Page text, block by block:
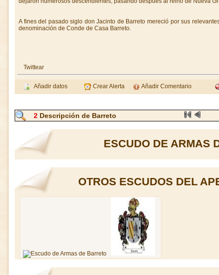
A fines del pasado siglo don Jacinto de Barreto mereció por sus
denominación de Conde de Casa Barreto.
Twittear
Añadir datos Crear Alerta Añadir Comentario
2Descripción de Barreto
ESCUDO DE ARMAS
OTROS ESCUDOS DEL